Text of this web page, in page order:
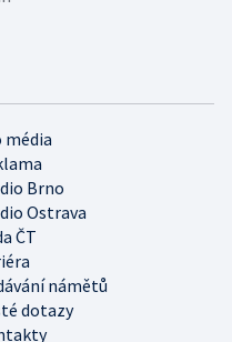
média
Brno
Ostrava
ČT
námětů
dotazy